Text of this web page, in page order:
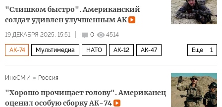
"Слишком быстро". Американский
солдат удивлен улучшенным АК
19 ДЕКАБРЯ 2025, 15:51 0 4514
Еще 1
АК-74 Мультимедиа НАТО АК-12 АК-47
ИноСМИ
Россия
"Хорошо прочищает голову". Американец
оценил особую сборку АК-74